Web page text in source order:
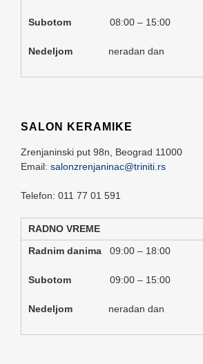
Subotom 08:00 – 15:00
Nedeljom neradan dan
SALON KERAMIKE
Zrenjaninski put 98n, Beograd 11000
Email: salonzrenjaninac@triniti.rs
Telefon: 011 77 01 591
RADNO VREME
Radnim danima 09:00 – 18:00
Subotom 09:00 – 15:00
Nedeljom neradan dan